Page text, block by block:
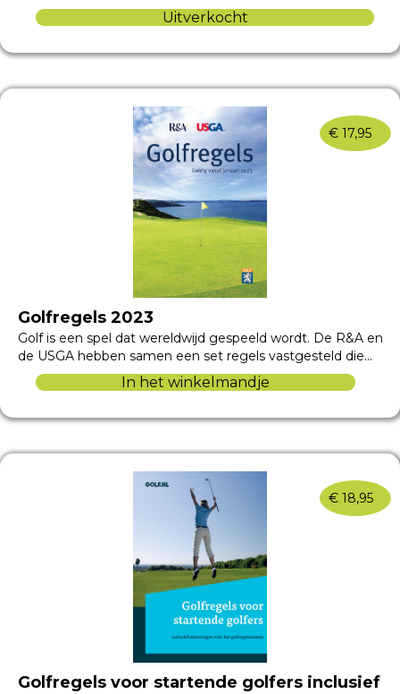
Uitverkocht
€ 17,95
Golfregels 2023
Golf is een spel dat wereldwijd gespeeld wordt. De R&A en
de USGA hebben samen een set regels vastgesteld die…
In het winkelmandje
€ 18,95
Golfregels voor startende golfers inclusief